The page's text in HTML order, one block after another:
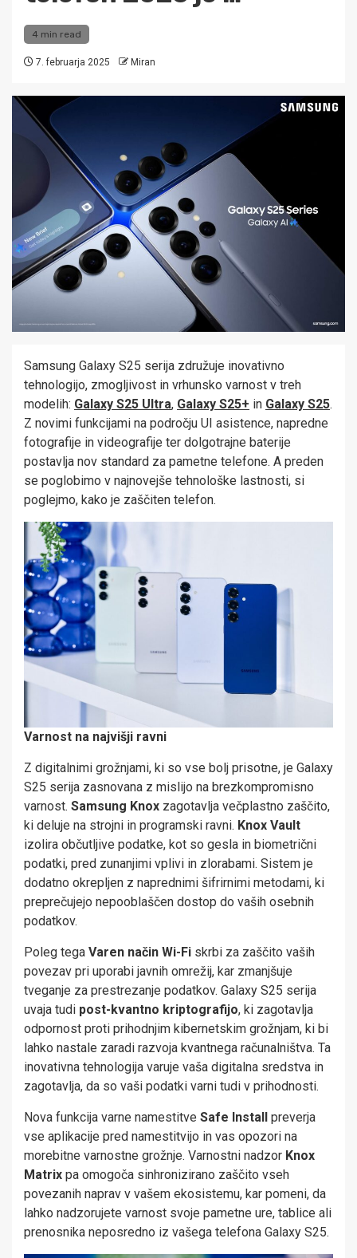
4 min read
7. februarja 2025 Miran
Samsung Galaxy S25 serija združuje inovativno
tehnologijo, zmogljivost in vrhunsko varnost v treh
modelih: Galaxy S25 Ultra, Galaxy S25+ in Galaxy S25.
Z novimi funkcijami na področju UI asistence, napredne
fotografije in videografije ter dolgotrajne baterije
postavlja nov standard za pametne telefone. A preden
se poglobimo v najnovejše tehnološke lastnosti, si
poglejmo, kako je zaščiten telefon.
Varnost na najvišji ravni
Z digitalnimi grožnjami, ki so vse bolj prisotne, je Galaxy
S25 serija zasnovana z mislijo na brezkompromisno
varnost. Samsung Knox zagotavlja večplastno zaščito,
ki deluje na strojni in programski ravni. Knox Vault
izolira občutljive podatke, kot so gesla in biometrični
podatki, pred zunanjimi vplivi in zlorabami. Sistem je
dodatno okrepljen z naprednimi šifrirnimi metodami, ki
preprečujejo nepooblaščen dostop do vaših osebnih
podatkov.
Poleg tega Varen način Wi-Fi skrbi za zaščito vaših
povezav pri uporabi javnih omrežij, kar zmanjšuje
tveganje za prestrezanje podatkov. Galaxy S25 serija
uvaja tudi post-kvantno kriptografijo, ki zagotavlja
odpornost proti prihodnjim kibernetskim grožnjam, ki bi
lahko nastale zaradi razvoja kvantnega računalništva. Ta
inovativna tehnologija varuje vaša digitalna sredstva in
zagotavlja, da so vaši podatki varni tudi v prihodnosti.
Nova funkcija varne namestitve Safe Install
preverja
vse aplikacije pred namestitvijo in vas opozori na
morebitne varnostne grožnje. Varnostni nadzor Knox
Matrix pa omogoča sinhronizirano zaščito vseh
povezanih naprav v vašem ekosistemu, kar pomeni, da
lahko nadzorujete varnost svoje pametne ure, tablice ali
prenosnika neposredno iz vašega telefona Galaxy S25.